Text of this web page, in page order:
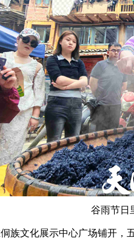
谷雨节日
文化展示中心广场铺开，